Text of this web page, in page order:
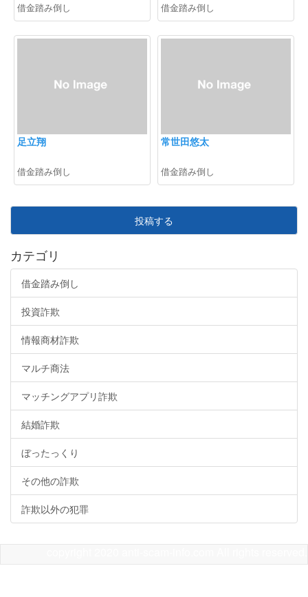
借金踏み倒し 借金踏み倒し
足立翔
借金踏み倒し
常世田悠太
借金踏み倒し
投稿する
カテゴリ
借金踏み倒し
投資詐欺
情報商材詐欺
マルチ商法
マッチングアプリ詐欺
結婚詐欺
ぼったっくり
その他の詐欺
詐欺以外の犯罪